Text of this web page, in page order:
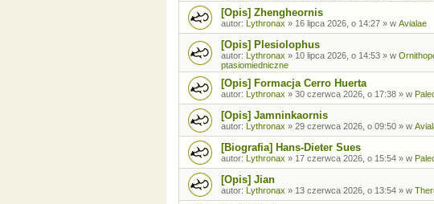
[Opis] Zhengheornis
autor: Lythronax » 16 lipca 2026, o 14:27 » w Avialae
[Opis] Plesiolophus
autor: Lythronax » 10 lipca 2026, o 14:53 » w
ptasiomiedniczne
[Opis] Formacja Cerro Huerta
autor: Lythronax » 30 czerwca 2026, o 17:38 » w
[Opis] Jamninkaornis
autor: Lythronax » 29 czerwca 2026, o 09:50 » w
[Biografia] Hans-Dieter Sues
autor: Lythronax » 17 czerwca 2026, o 15:54 » w
[Opis] Jian
autor: Lythronax » 13 czerwca 2026, o 13:54 » w